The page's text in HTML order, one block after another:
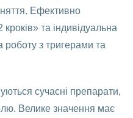
Ефективно
та індивідуальна
роботу з тригерами та
сучасні препарати,
Велике значення має